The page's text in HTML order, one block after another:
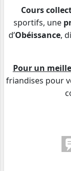
Cours
sportifs, une
d’Obéissance,
Pour un
friandises pour